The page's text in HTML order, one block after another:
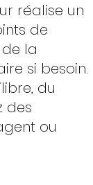
réalise un
de
la
si besoin.
du
des
ou